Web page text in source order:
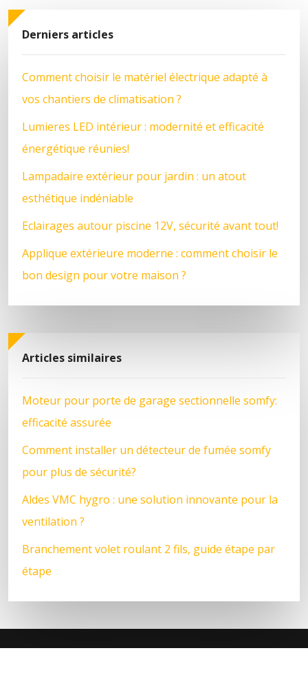
Derniers articles
Comment choisir le matériel électrique adapté à
vos chantiers de climatisation ?
Lumieres LED intérieur : modernité et efficacité
énergétique réunies!
Lampadaire extérieur pour jardin : un atout
esthétique indéniable
Eclairages autour piscine 12V, sécurité avant tout!
Applique extérieure moderne : comment choisir le
bon design pour votre maison ?
Articles similaires
Moteur pour porte de garage sectionnelle somfy:
efficacité assurée
Comment installer un détecteur de fumée somfy
pour plus de sécurité?
Aldes VMC hygro : une solution innovante pour la
ventilation ?
Branchement volet roulant 2 fils, guide étape par
étape